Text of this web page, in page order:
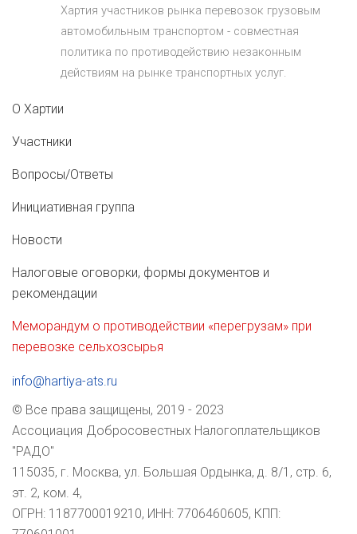
Хартия участников рынка перевозок грузовым
автомобильным транспортом - совместная
политика по противодействию незаконным
действиям на рынке транспортных услуг.
О Хартии
Участники
Вопросы/Ответы
Инициативная группа
Новости
Налоговые оговорки, формы документов и
рекомендации
Меморандум о противодействии «перегрузам» при
перевозке сельхозсырья
info@hartiya-ats.ru
© Все права защищены, 2019 - 2023
Ассоциация Добросовестных Налогоплательщиков
"РАДО"
115035, г. Москва, ул. Большая Ордынка, д. 8/1, стр. 6,
эт. 2, ком. 4,
ОГРН: 1187700019210, ИНН: 7706460605, КПП: